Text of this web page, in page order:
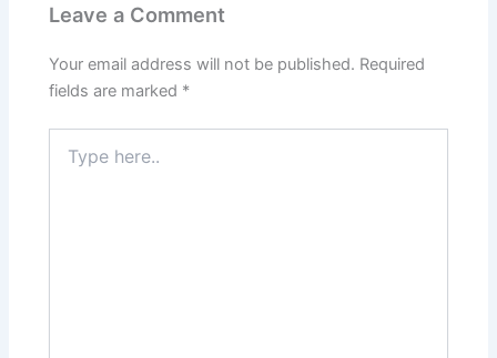
Leave a Comment
Your email address will not be published. Required
fields are marked *
here..